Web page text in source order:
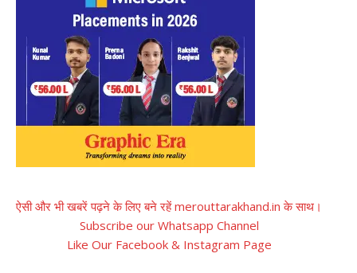
ऐसी और भी खबरें पढ़ने के लिए बने रहें merouttarakhand.in के साथ।
Subscribe our Whatsapp Channel
Like Our Facebook & Instagram Page